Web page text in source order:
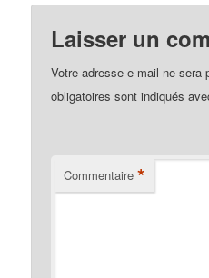
Laisser un
Votre adresse e-mail ne sera
obligatoires sont indiqués
Commentaire *